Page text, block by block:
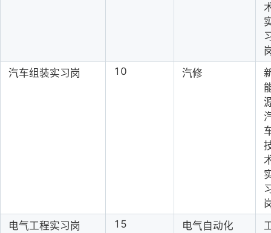
汽车组装实习岗
10 汽修
电气工程实习岗
15 电气自动化